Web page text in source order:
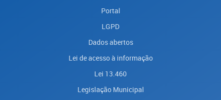
Portal
LGPD
Dados abertos
Lei de acesso à informação
Lei 13.460
Legislação Municipal